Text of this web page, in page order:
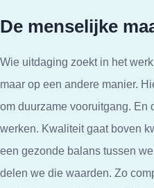
De menselijke
Wie uitdaging zoekt in het
maar op een andere manier.
om duurzame vooruitgang. En
werken. Kwaliteit gaat boven
een gezonde balans tussen
delen we die waarden. Zo